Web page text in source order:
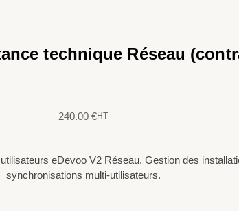
technique Réseau
240.00 €HT
eDevoo V2 Réseau. Gestion des
synchronisations multi-utilisateurs.